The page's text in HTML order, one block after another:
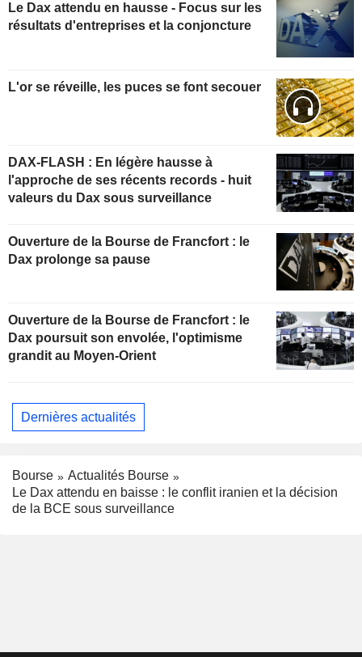
Le Dax attendu en hausse - Focus sur les
résultats d'entreprises et la conjoncture
L'or se réveille, les puces se font secouer
DAX-FLASH : En légère hausse à
l'approche de ses récents records - huit
valeurs du Dax sous surveillance
Ouverture de la Bourse de Francfort : le
Dax prolonge sa pause
Ouverture de la Bourse de Francfort : le
Dax poursuit son envolée, l'optimisme
grandit au Moyen-Orient
Dernières actualités
Bourse
Actualités Bourse
Le Dax attendu en baisse : le conflit iranien et la décision
de la BCE sous surveillance